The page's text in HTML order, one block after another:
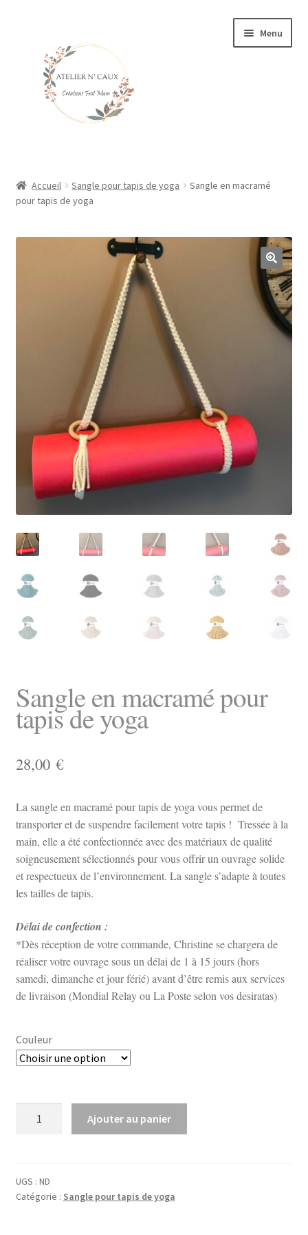
navigation
contenu
Menu
DÉCORATIONS EN MACRAMÉ
menu
enfant
ACCESSOIRES EN MACRAMÉ
Ouvrir
le
menu
enfant
ATELIERS MACRAMÉ
FIN DE SÉRIE -30%
Accueil Sangle pour tapis de yoga
Sangle en macramé
pour tapis de yoga
Sangle en macramé pour
tapis de yoga
28,00 €
La sangle en macramé pour tapis de yoga vous permet de
transporter et de suspendre facilement votre tapis ! Tressée à la
main, elle a été confectionnée avec des matériaux de qualité
soigneusement sélectionnés pour vous offrir un ouvrage solide
et respectueux de l’environnement. La sangle s’adapte à toutes
les tailles de tapis.
Délai de confection :
*Dès réception de votre commande, Christine se chargera de
réaliser votre ouvrage sous un délai de 1 à 15 jours (hors
samedi, dimanche et jour férié) avant d’être remis aux services
de livraison (Mondial Relay ou La Poste selon vos desiratas)
Couleur
macramé
pour
Ajouter au panier
UGS : ND
Catégorie : Sangle pour tapis de yoga